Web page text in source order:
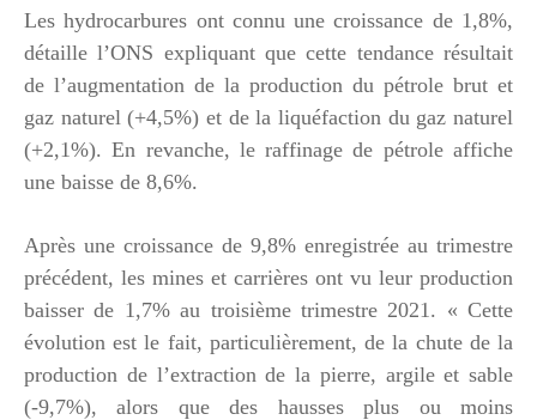
Les hydrocarbures ont connu une croissance de 1,8%,
détaille l’ONS expliquant que cette tendance résultait
de l’augmentation de la production du pétrole brut et
gaz naturel (+4,5%) et de la liquéfaction du gaz naturel
(+2,1%). En revanche, le raffinage de pétrole affiche
une baisse de 8,6%.
Après une croissance de 9,8% enregistrée au trimestre
précédent, les mines et carrières ont vu leur production
baisser de 1,7% au troisième trimestre 2021. « Cette
évolution est le fait, particulièrement, de la chute de la
production de l’extraction de la pierre, argile et sable
(-9,7%), alors que des hausses plus ou moins